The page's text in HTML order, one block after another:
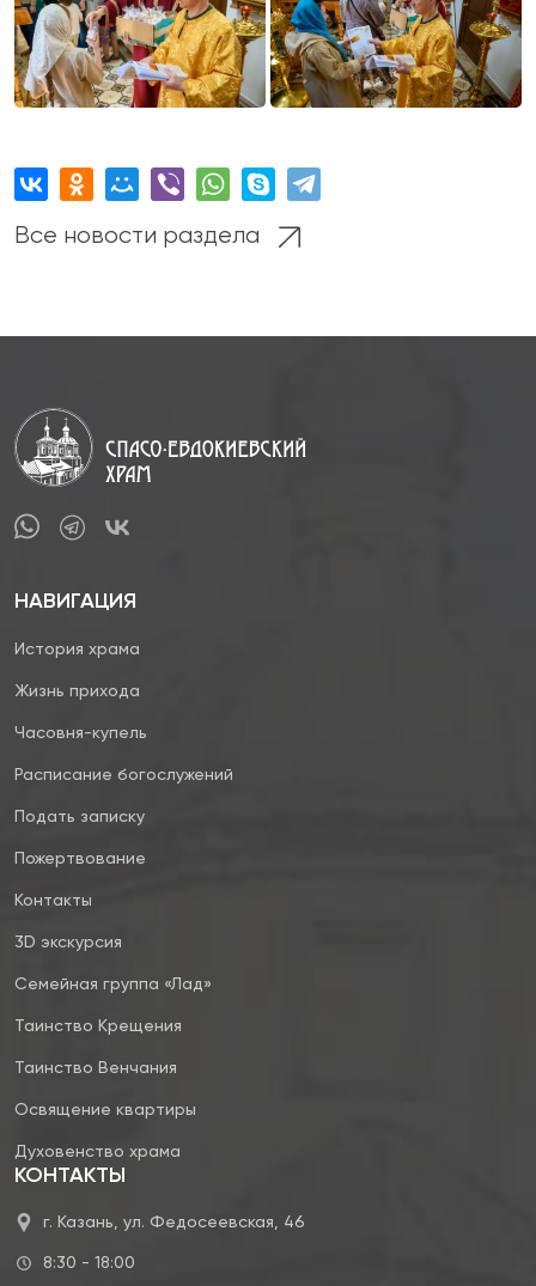
Все новости раздела
НАВИГАЦИЯ
История храма
Жизнь прихода
Часовня-купель
Расписание богослужений
Подать записку
Пожертвование
Контакты
3D экскурсия
Семейная группа «Лад»
Таинство Крещения
Таинство Венчания
Освящение квартиры
Духовенство храма
КОНТАКТЫ
г. Казань, ул. Федосеевская, 46
8:30 - 18:00